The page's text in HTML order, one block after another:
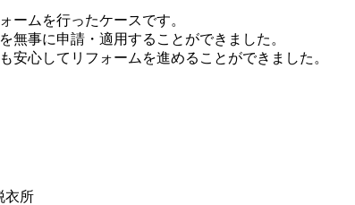
ームを行ったケースです。
無事に申請・適用することができました。
心してリフォームを進めることができました。
衣所